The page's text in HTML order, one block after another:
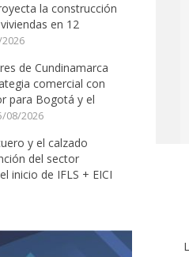
la construcción
en 12
de Cundinamarca
comercial con
para Bogotá y el
08/2026
y el calzado
del sector
inicio de IFLS + EICI